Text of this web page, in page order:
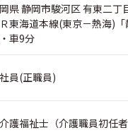
県 静岡市駿河区 有東二丁
東海道本線(東京－熱海)
車9分
員(正職員)
護福祉士（介護職員初任者